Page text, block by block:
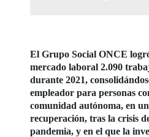
El Grupo Social ONCE
mercado laboral 2.090
durante 2021,
empleador para personas
comunidad autónoma, en
recuperación, tras la crisis
pandemia, y en el que la